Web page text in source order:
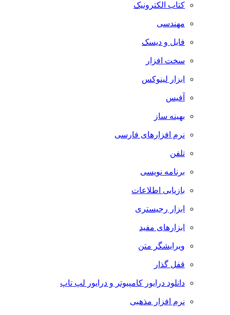
کتاب الکترونیک
مهندسی
فایل و دیسک
سخت افزار
ابزار لینوکس
آفیس
بهینه ساز
نرم افزارهای فارسی
تلفن
برنامه نویسی
بازیابی اطلاعات
ابزار رجیستری
ابزارهای مفید
ویرایشگر متن
قفل گذار
دانلود درایور کامپیوتر و درایور لپ تاپ
نرم افزار مذهبی